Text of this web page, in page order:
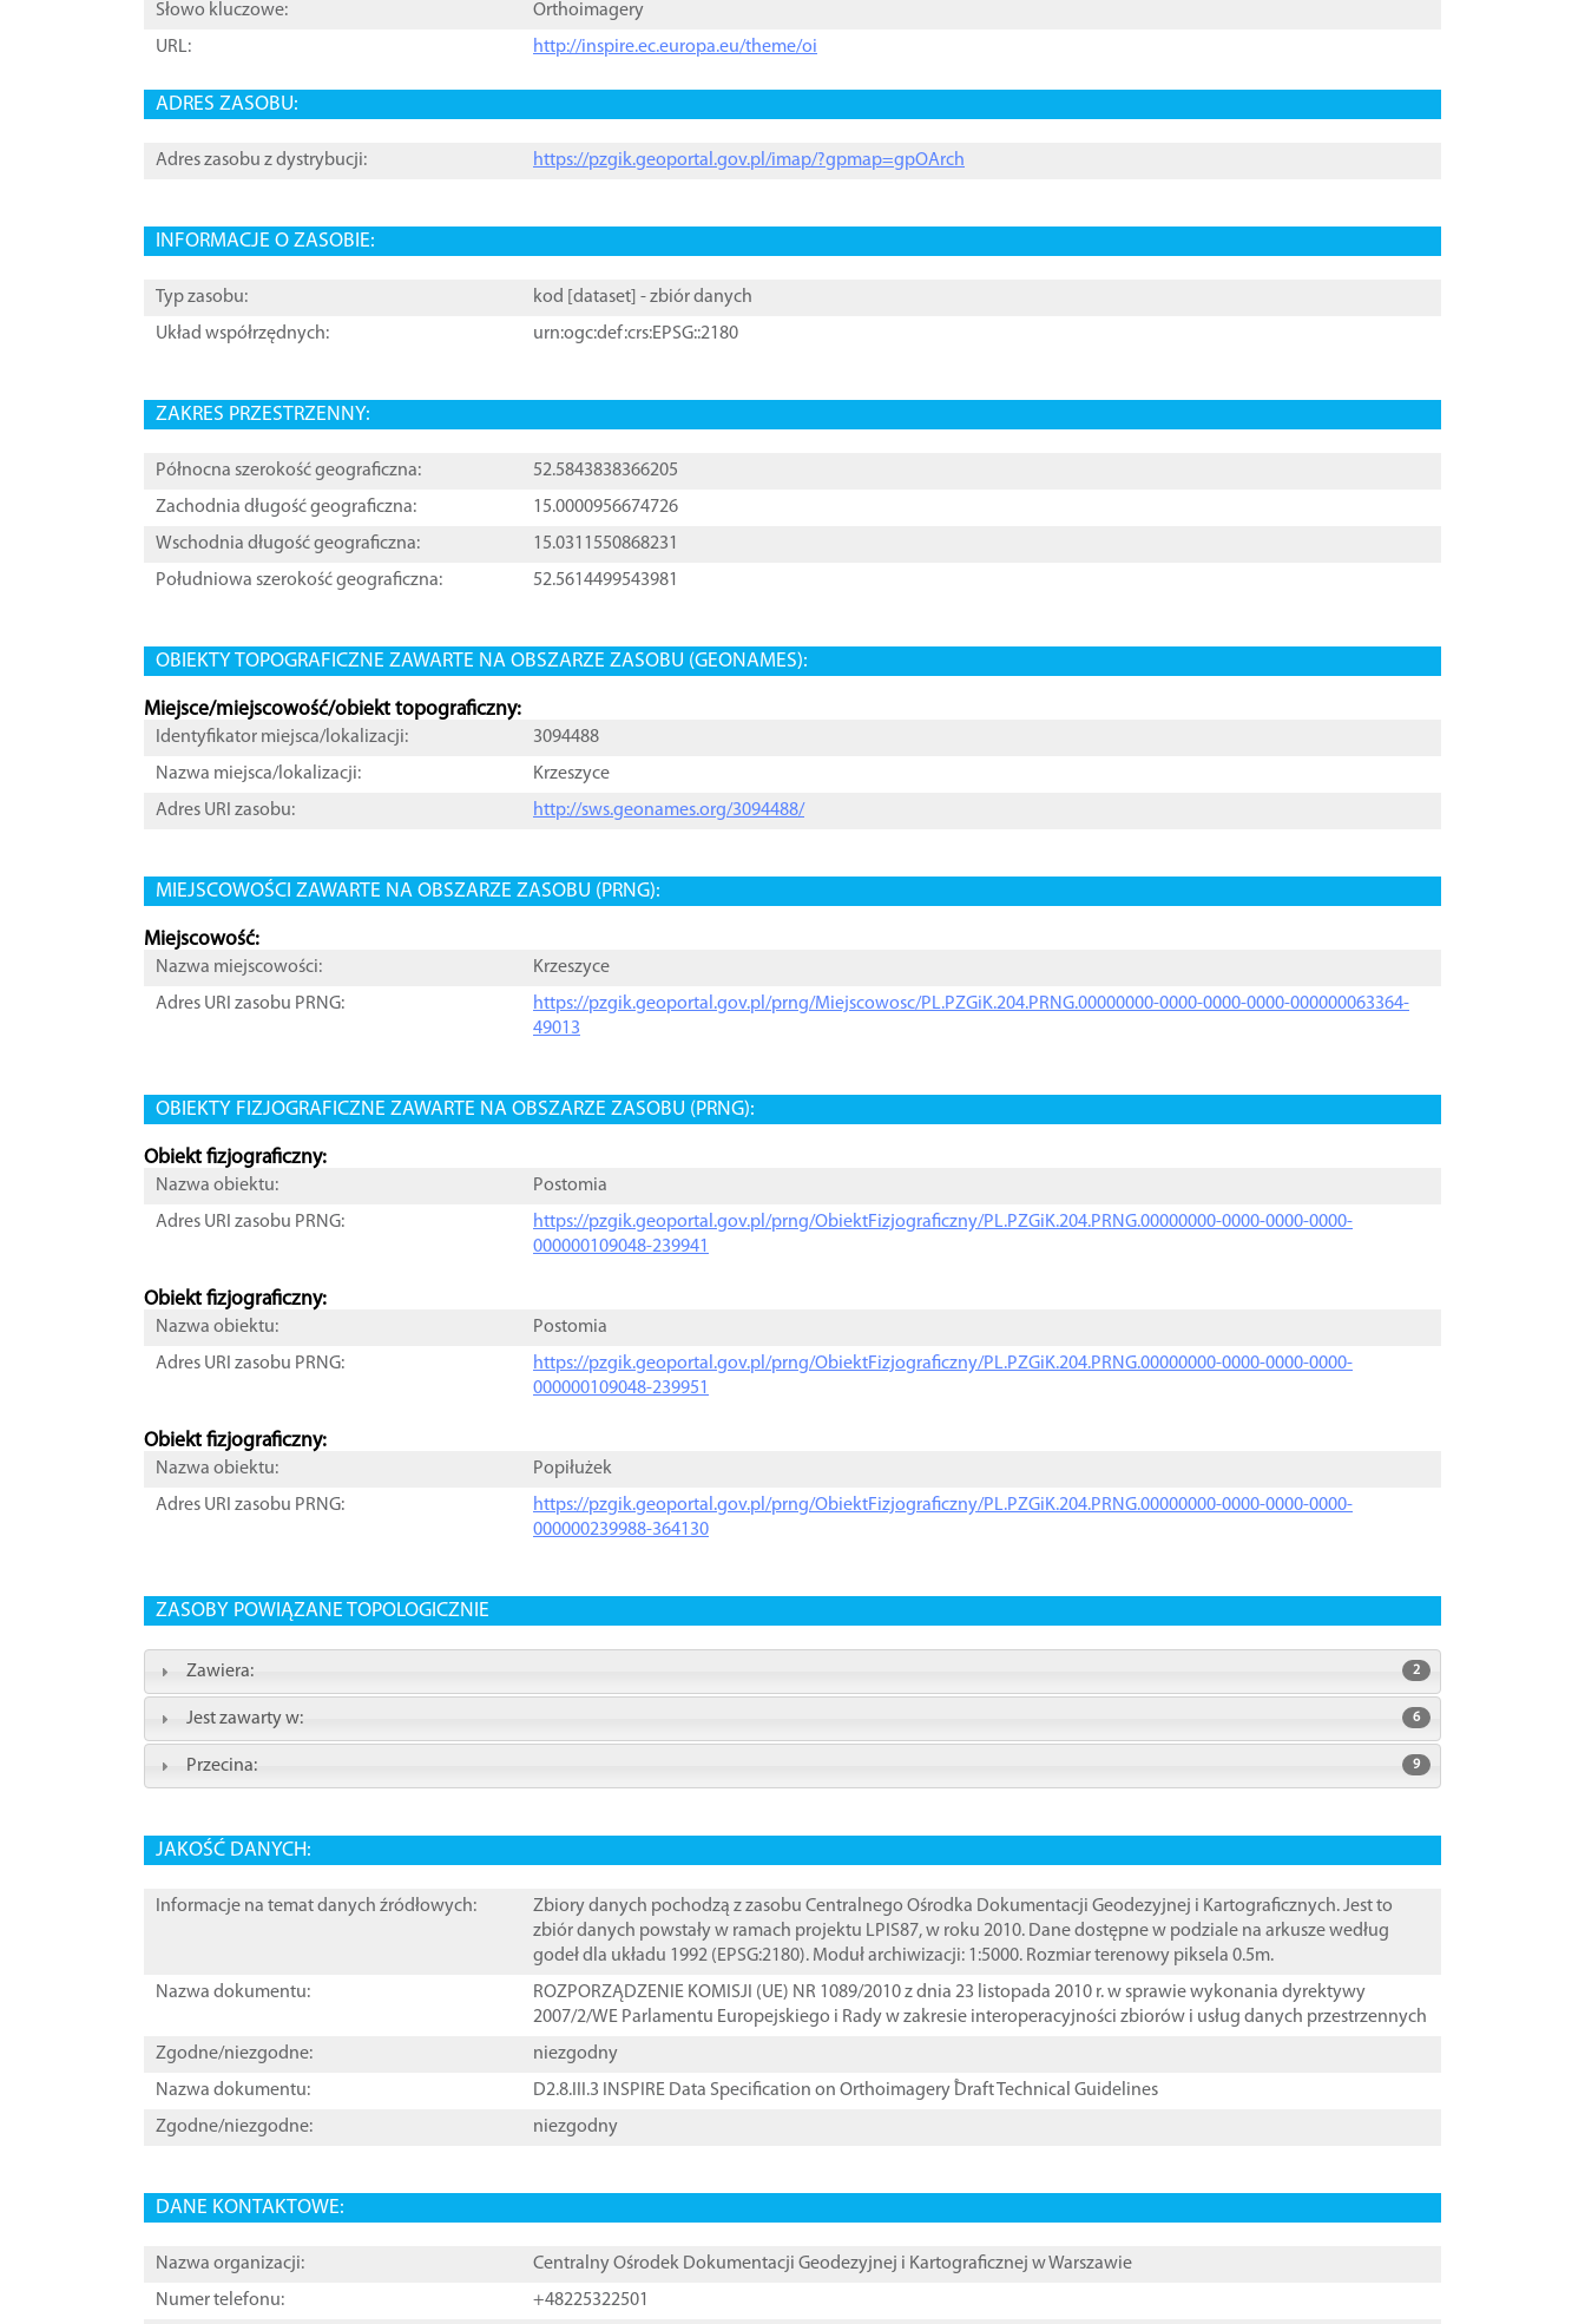
Słowo kluczowe:
Orthoimagery
URL:
http://inspire.ec.europa.eu/theme/oi
ADRES ZASOBU:
Adres zasobu z dystrybucji: https://pzgik.geoportal.gov.pl/imap/?gpmap=gpOArch
INFORMACJE O ZASOBIE:
Typ zasobu: kod [ dataset ] - zbiór danych
Układ współrzędnych:
urn:ogc:def:crs:EPSG::2180
ZAKRES PRZESTRZENNY:
Północna szerokość geograficzna:
52.5843838366205
Zachodnia długość geograficzna:
15.0000956674726
Wschodnia długość geograficzna:
15.0311550868231
Południowa szerokość geograficzna:
52.5614499543981
OBIEKTY TOPOGRAFICZNE ZAWARTE NA OBSZARZE ZASOBU (GEONAMES):
Miejsce/miejscowość/obiekt topograficzny:
Identyfikator miejsca/lokalizacji:
3094488
Nazwa miejsca/lokalizacji:
Krzeszyce
Adres URI zasobu:
http://sws.geonames.org/3094488/
MIEJSCOWOŚCI ZAWARTE NA OBSZARZE ZASOBU (PRNG):
Miejscowość:
Nazwa miejscowości:
Krzeszyce
Adres URI zasobu PRNG:
https://pzgik.geoportal.gov.pl/prng/Miejscowosc/PL.PZGiK.204.PRNG.00000000-0000-0000-0000-000000063364-
49013
OBIEKTY FIZJOGRAFICZNE ZAWARTE NA OBSZARZE ZASOBU (PRNG):
Obiekt fizjograficzny:
Nazwa obiektu:
Postomia
Adres URI zasobu PRNG:
https://pzgik.geoportal.gov.pl/prng/ObiektFizjograficzny/PL.PZGiK.204.PRNG.00000000-0000-0000-0000-
000000109048-239941
Obiekt fizjograficzny:
Nazwa obiektu:
Postomia
Adres URI zasobu PRNG:
https://pzgik.geoportal.gov.pl/prng/ObiektFizjograficzny/PL.PZGiK.204.PRNG.00000000-0000-0000-0000-
000000109048-239951
Obiekt fizjograficzny:
Nazwa obiektu:
Popiłużek
Adres URI zasobu PRNG:
https://pzgik.geoportal.gov.pl/prng/ObiektFizjograficzny/PL.PZGiK.204.PRNG.00000000-0000-0000-0000-
000000239988-364130
ZASOBY POWIĄZANE TOPOLOGICZNIE
Zawiera: 2
Jest zawarty w: 6
Przecina: 9
JAKOŚĆ DANYCH:
Informacje na temat danych źródłowych:
Zbiory danych pochodzą z zasobu Centralnego Ośrodka Dokumentacji Geodezyjnej i Kartograficznych. Jest to
zbiór danych powstały w ramach projektu LPIS87, w roku 2010. Dane dostępne w podziale na arkusze według
godeł dla układu 1992 (EPSG:2180). Moduł archiwizacji: 1:5000. Rozmiar terenowy piksela 0.5m.
Nazwa dokumentu:
ROZPORZĄDZENIE KOMISJI (UE) NR 1089/2010 z dnia 23 listopada 2010 r. w sprawie wykonania dyrektywy
2007/2/WE Parlamentu Europejskiego i Rady w zakresie interoperacyjności zbiorów i usług danych przestrzennych
Zgodne/niezgodne:
niezgodny
Nazwa dokumentu:
D2.8.III.3 INSPIRE Data Specification on Orthoimagery ֠Draft Technical Guidelines
Zgodne/niezgodne:
niezgodny
DANE KONTAKTOWE:
Nazwa organizacji:
Centralny Ośrodek Dokumentacji Geodezyjnej i Kartograficznej w Warszawie
Numer telefonu:
+48225322501